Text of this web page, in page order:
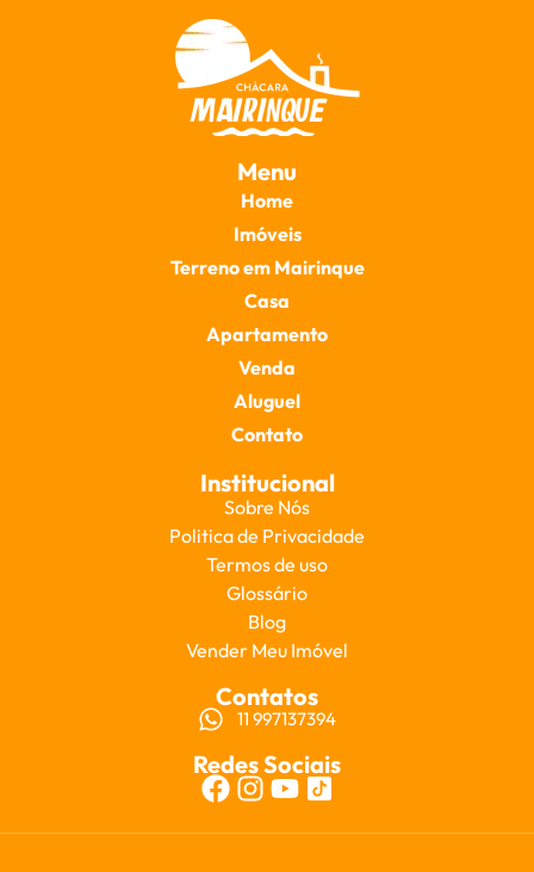
Menu
Home
Imóveis
Terreno em Mairinque
Casa
Apartamento
Venda
Aluguel
Contato
Institucional
Sobre Nós
Politica de Privacidade
Termos de uso
Glossário
Blog
Vender Meu Imóvel
Contatos
11 997137394
Redes Sociais